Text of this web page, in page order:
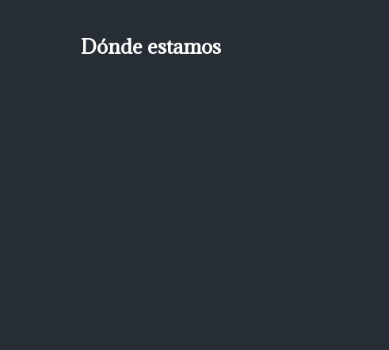
Dónde estamos